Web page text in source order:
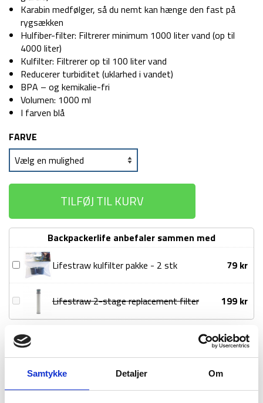
Samtykke Detaljer Om
Karabin medfølger, så du nemt kan hænge den fast på
rygsækken
Hulfiber-filter: Filtrerer minimum 1000 liter vand (op til
4000 liter)
Kulfilter: Filtrerer op til 100 liter vand
Reducerer turbiditet (uklarhed i vandet)
BPA – og kemikalie-fri
Volumen: 1000 ml
I farven blå
FARVE
TILFØJ TIL KURV
Backpackerlife anbefaler sammen med
Lifestraw
kulfilter
pakke
-
2
Lifestraw kulfilter pakke - 2 stk 79 kr
Lifestraw
replacement
filter
Lifestraw 2-stage replacement filter 199 kr
100 dages
returret